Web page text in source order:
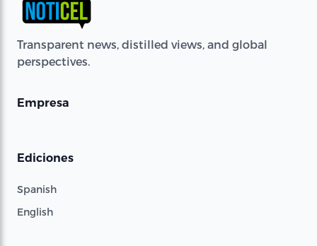
Transparent news, distilled views, and global
perspectives.
Empresa
Ediciones
Spanish
English